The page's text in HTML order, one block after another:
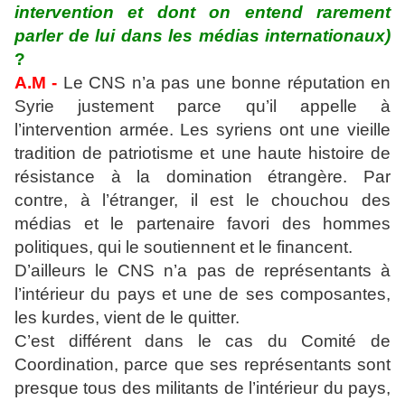
intervention et dont on entend rarement
parler de lui dans les médias internationaux)
?
A.M - Le CNS n’a pas une bonne réputation en
Syrie justement parce qu’il appelle à
l’intervention armée. Les syriens ont une vieille
tradition de patriotisme et une haute histoire de
résistance à la domination étrangère. Par
contre, à l’étranger, il est le chouchou des
médias et le partenaire favori des hommes
politiques, qui le soutiennent et le financent.
D’ailleurs le CNS n’a pas de représentants à
l’intérieur du pays et une de ses composantes,
les kurdes, vient de le quitter.
C’est différent dans le cas du Comité de
Coordination, parce que ses représentants sont
presque tous des militants de l’intérieur du pays,